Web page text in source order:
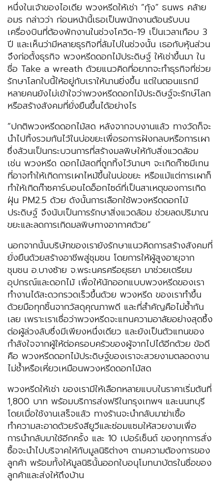
หนึ่งในเจ้าของไอเดีย พวงหรีดให้เช่า “กุ้ง” ธนพร คล้าย
อมร กล่าวว่า ก่อนหน้านี้เธอเป็นพนักงานต้อนรับบน
เครื่องบินที่ต้องพักงานในช่วงโควิด-19 เป็นเวลาเกือบ 3
ปี และเห็นว่ามีหลายธุรกิจที่ล้มไปในช่วงนั้น เธอกับหุ้นส่วน
จึงก่อตั้งธุรกิจ พวงหรีดดอกไม้ประดิษฐ์ ให้เช่าขึ้นมา ใน
ชื่อ Take a wreath ด้วยแนวคิดที่อยากจะทำธุรกิจที่ช่วย
รักษาโลกใบนี้ให้อยู่กับเราให้นานยิ่งขึ้น แต่ในตอนแรกมี
หลายคนยังไม่เข้าใจว่าพวงหรีดดอกไม้ประดิษฐ์จะรักษ์โลก
หรือสร้างสังคมที่ยั่งยืนขึ้นได้อย่างไร
“ปกติพวงหรีดดอกไม้สด หลังจากจบงานแล้ว ทางวัดก็จะ
นำไปทิ้งรวมกันไว้ในบ่อขยะเพื่อรอการฝังกลบหรือการเผา
ซึ่งล้วนเป็นกระบวนการที่สร้างมลพิษให้กับสิ่งแวดล้อม
เช่น พวงหรีด ดอกไม้สดที่ถูกทิ้งไว้นานๆ จะเกิดก๊าซมีเทน
ที่อาจทำให้เกิดการเผาไหม้ขึ้นในบ่อขยะ หรือแม้แต่การเผาก็
ทำให้เกิดก๊าซคาร์บอนไดอ็อกไซด์ที่เป็นสาเหตุของการเกิด
ฝุ่น PM2.5 ด้วย ดังนั้นการเลือกใช้พวงหรีดดอกไม้
ประดิษฐ์ จึงนับเป็นการรักษาสิ่งแวดล้อม ช่วยลดปริมาณ
ขยะและลดการเกิดมลพิษทางอากาศด้วย”
นอกจากนั้นบริษัทของเรายังรักษาแนวคิดการสร้างสังคมที่
ยั่งยืนด้วยสร้างอาชีพสู่ชุมชน โดยการให้ผู้สูงอายุจาก
ชุมชน อ.บางซ้าย จ.พระนครศรีอยุธยา มาช่วยเตรียม
อุปกรณ์และดอกไม้ เพื่อให้นักออกแบบพวงหรีดของเรา
ทำงานได้สะดวกรวดเร็วขึ้นด้วย พวงหรีด ของเราทำขึ้น
ด้วยมือทุกชิ้นจากวัสดุคุณภาพดี และที่สำคัญคือไม่ซ้ำกัน
เลย เพราะเราเชื่อว่าพวงหรีดจะแทนความอาลัยอย่างสุดซึ้ง
ต่อผู้ล่วงลับซึ่งมีเพียงหนึ่งเดียว และยังเป็นตัวแทนของ
กำลังใจจากผู้ให้ต่อครอบครัวของผู้จากไปได้อีกด้วย ข้อดี
คือ พวงหรีดดอกไม้ประดิษฐ์ของเราจะสวยงามตลอดงาน
ไม่ช้ำหรือเหี่ยวเหมือนพวงหรีดดอกไม้สด
พวงหรีดให้เช่า ของเรามีให้เลือกหลายแบบในราคาเริ่มต้นที่
1,800 บาท พร้อมบริการส่งฟรีในกรุงเทพฯ และนนทบุรี
โดยเมื่อใช้งานเสร็จแล้ว ทางร้านจะนำกลับมาฆ่าเชื้อ
ทำความสะอาดด้วยรังสียูวีและซ่อมแซมให้สวยงามเพื่อ
การนำกลับมาใช้อีกครั้ง และ 10 เปอร์เซ็นต์ ของทุกการสั่ง
ซื้อจะนำไปบริจาคให้กับมูลนิธิต่างๆ ตามความต้องการของ
ลูกค้า พร้อมทั้งให้มูลนิธินั้นออกใบอนุโมทนาบัตรในชื่อของ
ลูกค้าและส่งให้ถึงบ้าน